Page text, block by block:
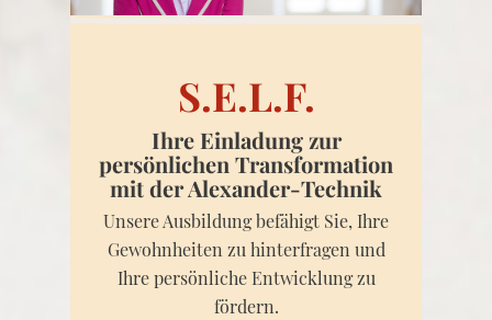
S.E.L.F.
Ihre Einladung zur
persönlichen Transformation
mit der Alexander-Technik
Unsere Ausbildung befähigt Sie, Ihre
Gewohnheiten zu hinterfragen und
Ihre persönliche Entwicklung zu
fördern.